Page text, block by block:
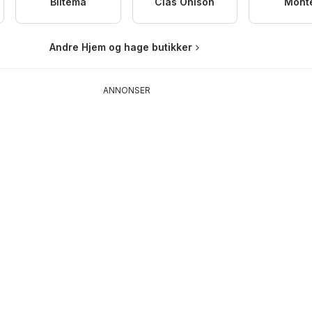
Andre Hjem og hage butikker
ANNONSER